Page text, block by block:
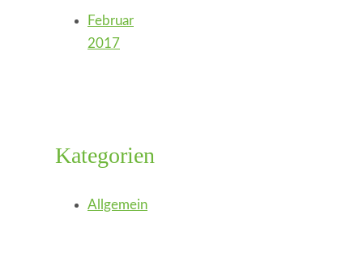
Februar
2017
Kategorien
Allgemein